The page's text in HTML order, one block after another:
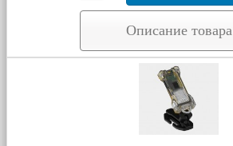
Описание товара